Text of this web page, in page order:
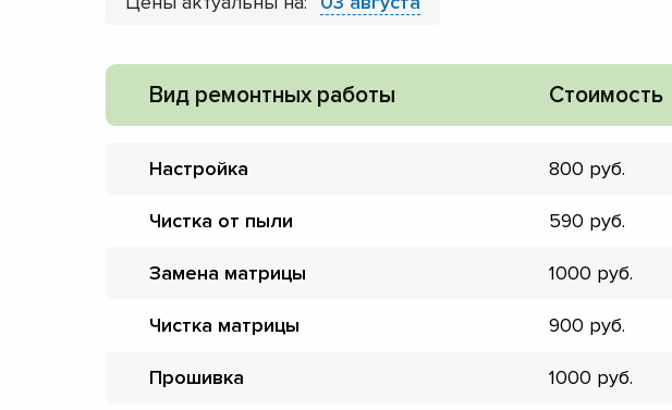
Вид ремонтных работы Стоимость
Настройка 800
Чистка от пыли 590
Замена матрицы 1000
Чистка матрицы 900
Прошивка 1000